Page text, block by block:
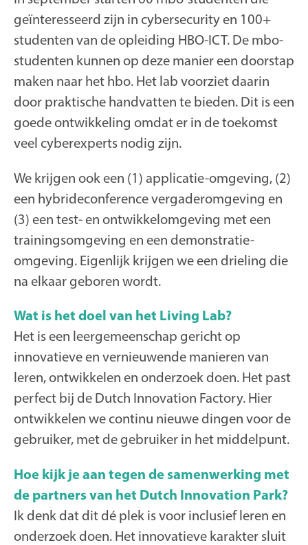
geïnteresseerd zijn in cybersecurity en 100+
studenten van de opleiding HBO-ICT. De mbo-
studenten kunnen op deze manier een doorstap
maken naar het hbo. Het lab voorziet daarin
door praktische handvatten te bieden. Dit is een
goede ontwikkeling omdat er in de toekomst
veel cyberexperts nodig zijn.
We krijgen ook een (1) applicatie-omgeving, (2)
een hybrideconference vergaderomgeving en
(3) een test- en ontwikkelomgeving met een
trainingsomgeving en een demonstratie-
omgeving. Eigenlijk krijgen we een drieling die
na elkaar geboren wordt.
Wat is het doel van het Living Lab?
Het is een leergemeenschap gericht op
innovatieve en vernieuwende manieren van
leren, ontwikkelen en onderzoek doen. Het past
perfect bij de Dutch Innovation Factory. Hier
ontwikkelen we continu nieuwe dingen voor de
gebruiker, met de gebruiker in het middelpunt.
Hoe kijk je aan tegen de samenwerking met
de partners van het Dutch Innovation Park?
Ik denk dat dit dé plek is voor inclusief leren en
onderzoek doen. Het innovatieve karakter sluit